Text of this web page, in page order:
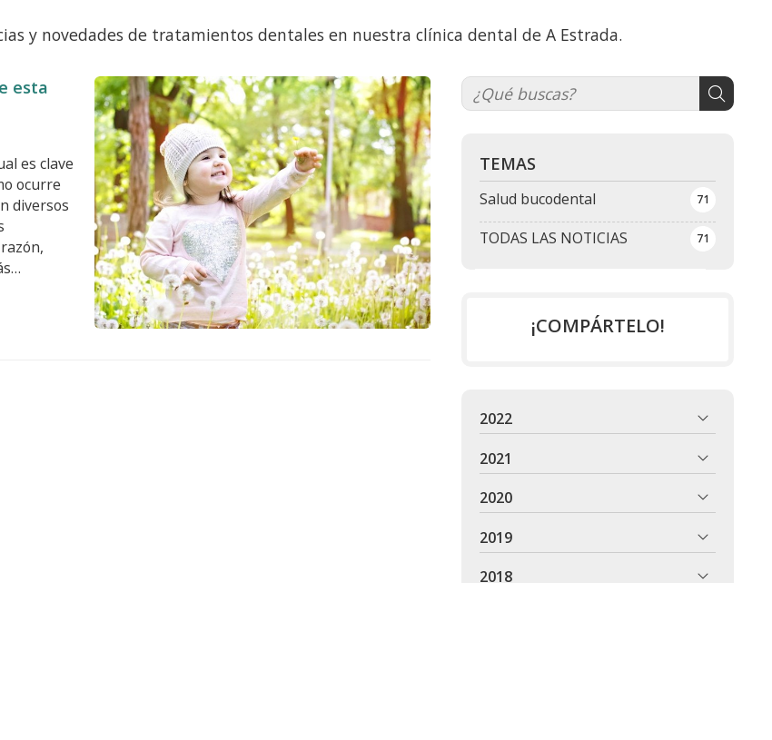
y novedades de tratamientos dentales en nuestra clínica dental de A Estrada.
TEMAS
TODAS LAS NOTICIAS 71
Salud bucodental 71
esta
es clave
ocurre
diversos
¡COMPÁRTELO!
2022
2021
2020
2019
2018